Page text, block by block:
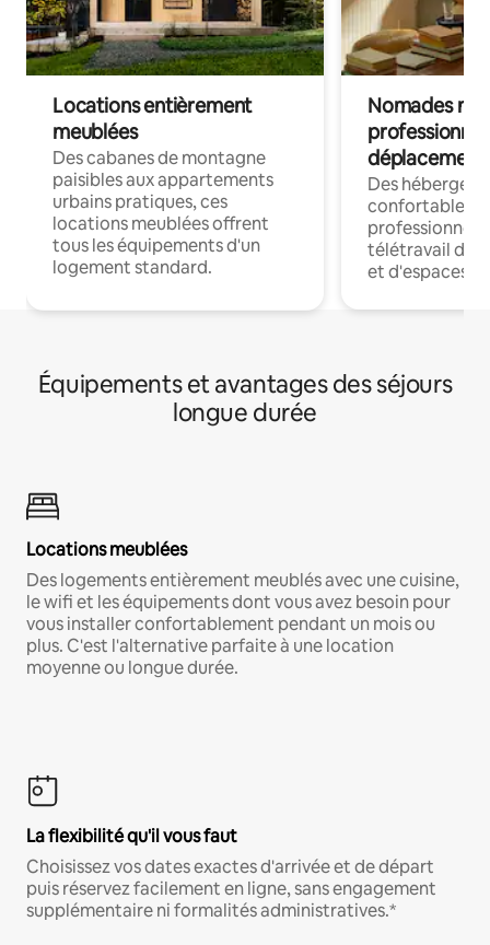
Locations entièrement
meublées
Des cabanes de montagne
paisibles aux appartements
urbains pratiques, ces
locations meublées offrent
tous les équipements d'un
logement standard.
Nomades
déplacement
Des
confortables
professionnels
télétravail
et d'espaces
Équipements et avantages des séjours
longue durée
Locations meublées
Des logements entièrement meublés avec une cuisine,
le wifi et les équipements dont vous avez besoin pour
vous installer confortablement pendant un mois ou
plus. C'est l'alternative parfaite à une location
moyenne ou longue durée.
La flexibilité qu'il vous faut
Choisissez vos dates exactes d'arrivée et de départ
puis réservez facilement en ligne, sans engagement
supplémentaire ni formalités administratives.*